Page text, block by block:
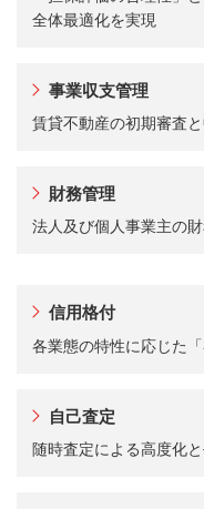
全体最適化を実現
事業収支管理
賃貸不動産の初期審査
財務管理
法人及び個人事業主の
信用格付
各業態の特性に応じた
自己査定
随時査定による高度化